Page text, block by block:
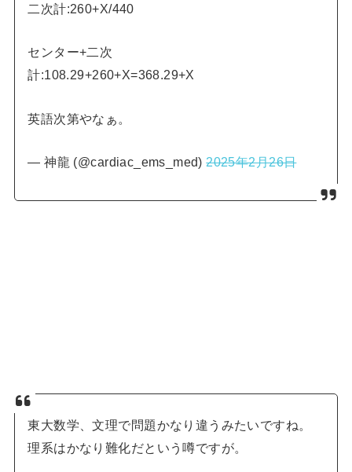
二次計:260+X/440
センター+二次
計:108.29+260+X=368.29+X
英語次第やなぁ。
— 神龍 (@cardiac_ems_med)2025年2月26日
東大数学、文理で問題かなり違うみたいですね。
理系はかなり難化だという噂ですが。